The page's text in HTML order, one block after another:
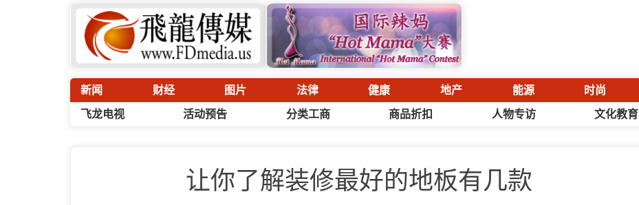
新闻 财经 图片 法律 健康 地产 能源 时尚
飞龙电视 活动预告 分类工商 商品折扣 人物专访 文化教育
让你了解装修最好的地板有几款